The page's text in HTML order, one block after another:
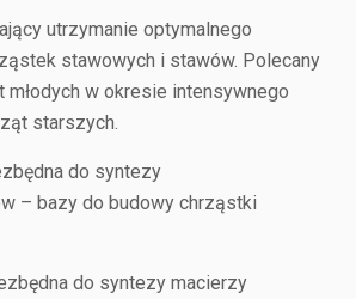
utrzymanie optymalnego
stawowych i stawów. Polecany
w okresie intensywnego
starszych.
do syntezy
– bazy do budowy chrząstki
do syntezy macierzy